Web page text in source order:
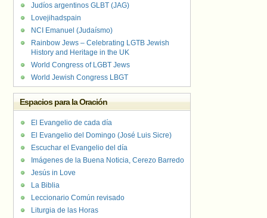
Judíos argentinos GLBT (JAG)
Lovejihadspain
NCI Emanuel (Judaísmo)
Rainbow Jews – Celebrating LGTB Jewish
History and Heritage in the UK
World Congress of LGBT Jews
World Jewish Congress LBGT
Espacios para la Oración
El Evangelio de cada día
El Evangelio del Domingo (José Luis Sicre)
Escuchar el Evangelio del día
Imágenes de la Buena Noticia, Cerezo Barredo
Jesús in Love
La Biblia
Leccionario Común revisado
Liturgia de las Horas